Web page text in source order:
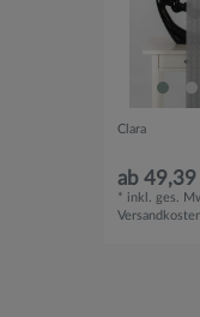
Clara
ab 49,39
* inkl. ges.